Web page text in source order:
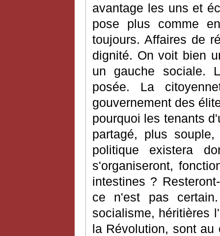
avantage les uns et
pose plus comme
toujours. Affaires de
dignité. On voit bien
un gauche sociale.
posée. La
gouvernement des
pourquoi les tenants
partagé, plus
politique existera
s'organiseront,
intestines ?
ce n'est pas
socialisme, héritières
la Révolution, sont